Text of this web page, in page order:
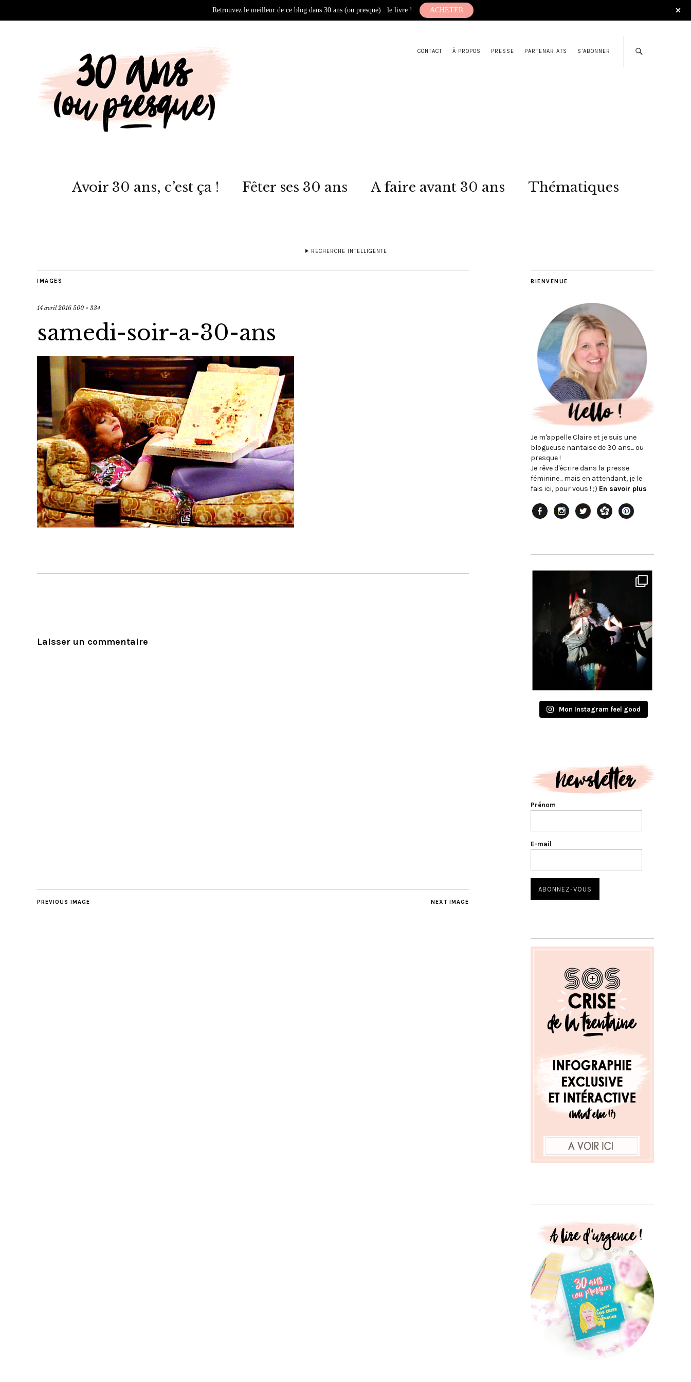
CONTACT À PROPOS PRESSE PARTENARIATS S’ABONNER
Avoir 30 ans, c’est ça ! Fêter ses 30 ans A faire avant 30 ans Thématiques
RECHERCHE INTELLIGENTE
IMAGES
14 avril 2016 500 × 334
samedi-soir-a-30-ans
Laisser un commentaire
NEXT IMAGE
PREVIOUS IMAGE
BIENVENUE
Je m'appelle Claire et je suis une
blogueuse nantaise de 30 ans... ou
presque !
Je rêve d'écrire dans la presse
féminine... mais en attendant, je le
fais ici, pour vous ! ;) En savoir plus
Mon Instagram feel good
Prénom
E-mail
Retrouvez le meilleur de ce blog dans 30 ans (ou presque) : le livre ! ACHETER